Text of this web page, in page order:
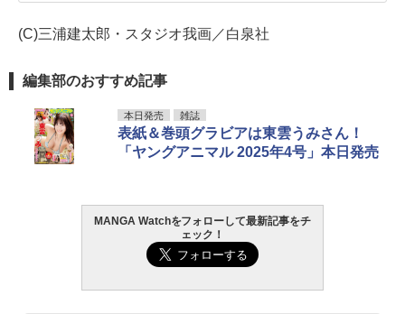
(C)三浦建太郎・スタジオ我画／白泉社
編集部のおすすめ記事
本日発売 雑誌
表紙＆巻頭グラビアは東雲うみさん！
「ヤングアニマル 2025年4号」本日発売
MANGA Watchをフォローして最新記事をチ
ェック！